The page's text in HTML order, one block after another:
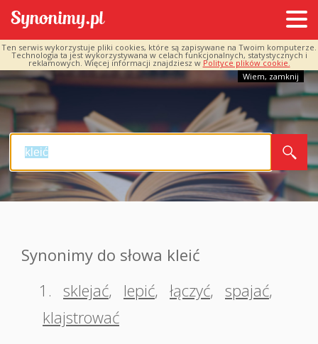
Ten serwis wykorzystuje pliki cookies, które są zapisywane na Twoim komputerze.
Technologia ta jest wykorzystywana w celach funkcjonalnych, statystycznych i
reklamowych. Więcej informacji znajdziesz w Polityce plików cookie.
Wiem, zamknij
Synonimy do słowa kleić
1.
sklejać, lepić, łączyć, spajać,
klajstrować